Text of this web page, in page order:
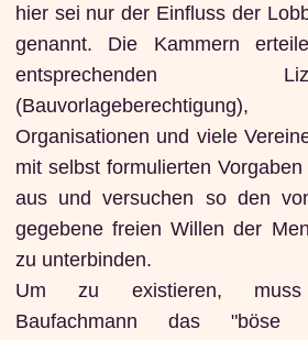
hier sei nur der Einfluss der
genannt. Die Kammern
entsprechenden
(Bauvorlageberechtigung),
Organisationen und viele
mit selbst formulierten Vorgaben
aus und versuchen so den
gegebene freien Willen der
zu unterbinden.
Um zu existieren,
Baufachmann das "böse